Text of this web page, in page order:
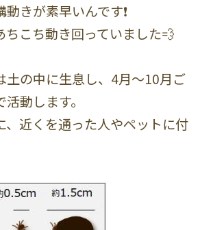
きが素早いんです❗️
ちこち動き回っていました💨
土の中に生息し、4月〜10月ご
動します。
、近くを通った人やペットに付